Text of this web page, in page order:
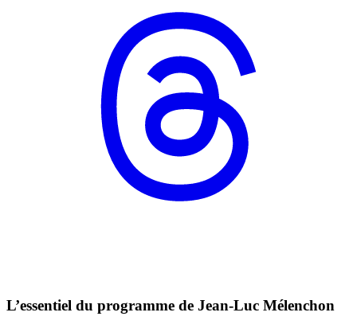
L’essentiel du programme de Jean-Luc Mélenchon